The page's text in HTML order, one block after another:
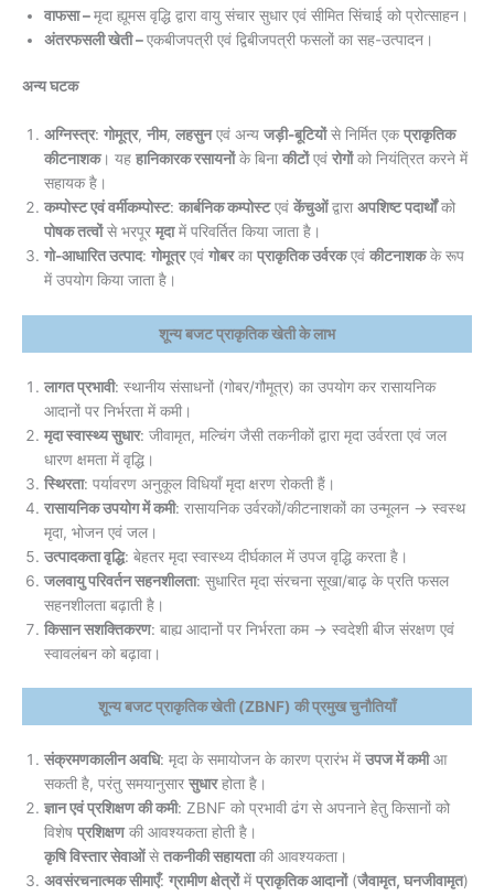
वाफसा –मृदा ह्यूमस वृद्धि द्वारा वायु संचार सुधार एवं सीमित सिंचाई को प्रोत्साहन।
अंतरफसली खेती –एकबीजपत्री एवं द्विबीजपत्री फसलों का सह-उत्पादन।
अन्य घटक
अग्निस्त्र: गोमूत्र, नीम, लहसुनएवं अन्य जड़ी-बूटियोंसे निर्मित एकप्राकृतिक
कीटनाशक। यह हानिकारक रसायनोंके बिना कीटोंएवं रोगोंको नियंत्रित करने में
सहायक है।
कम्पोस्ट एवं वर्मीकम्पोस्ट: कार्बनिक कम्पोस्टएवं केंचुओंद्वारा अपशिष्ट पदार्थोंको
पोषक तत्वोंसे भरपूर मृदामें परिवर्तित किया जाता है।
गो-आधारित उत्पाद: गोमूत्रएवं गोबरका प्राकृतिक उर्वरकएवं कीटनाशकके रूप
में उपयोग किया जाता है।
शून्य बजट प्राकृतिक खेती के लाभ
लागत प्रभावी: स्थानीय संसाधनों (गोबर/गौमूत्र) का उपयोग कर रासायनिक
आदानों पर निर्भरता में कमी।
मृदा स्वास्थ्य सुधार: जीवामृत, मल्चिंग जैसी तकनीकों द्वारा मृदा उर्वरता एवं जल
धारण क्षमता में वृद्धि।
स्थिरता: पर्यावरण अनुकूल विधियाँ मृदा क्षरण रोकती हैं।
रासायनिक उपयोग में कमी: रासायनिक उर्वरकों/कीटनाशकों का उन्मूलन → स्वस्थ
मृदा, भोजन एवं जल।
उत्पादकता वृद्धि: बेहतर मृदा स्वास्थ्य दीर्घकाल में उपज वृद्धि करता है।
जलवायु परिवर्तन सहनशीलता: सुधारित मृदा संरचना सूखा/बाढ़ के प्रति फसल
सहनशीलता बढ़ाती है।
किसान सशक्तिकरण: बाह्य आदानों पर निर्भरता कम → स्वदेशी बीज संरक्षण एवं
स्वावलंबन को बढ़ावा।
शून्य बजट प्राकृतिक खेती (ZBNF) की प्रमुख चुनौतियाँ
संक्रमणकालीन अवधि: मृदा के समायोजन के कारण प्रारंभ मेंउपज में कमीआ
सकती है, परंतु समयानुसार सुधारहोता है।
ज्ञान एवं प्रशिक्षण की कमी: ZBNF को प्रभावी ढंग से अपनाने हेतु किसानों को
विशेष प्रशिक्षणकी आवश्यकता होती है।
कृषि विस्तार सेवाओंसेतकनीकी सहायताकी आवश्यकता।
अवसंरचनात्मक सीमाएँ: ग्रामीण क्षेत्रोंमेंप्राकृतिक आदानों(जैवामृत, घनजीवामृत)